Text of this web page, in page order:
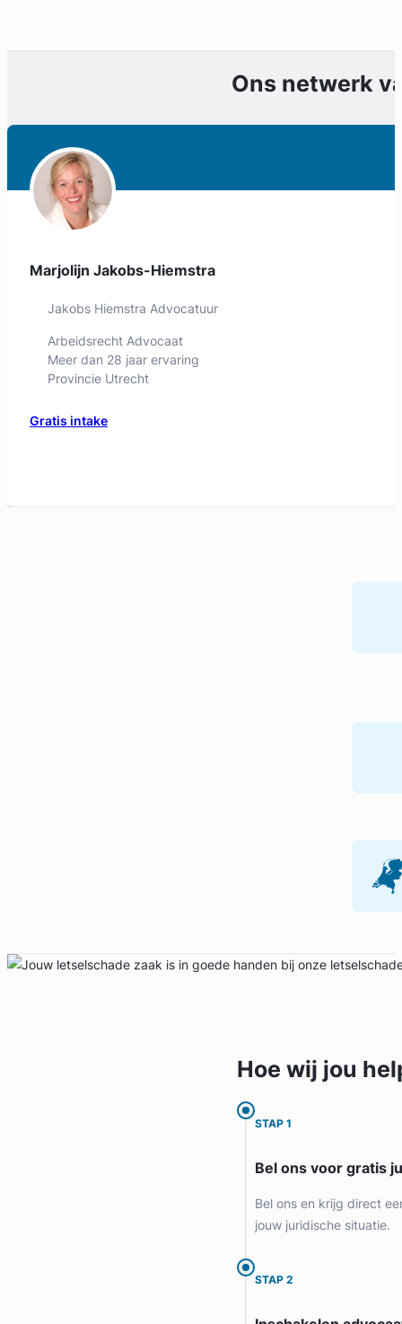
Ons netwerk
Hoe wij jou
STAP 1
Bel ons voor gratis
Bel ons en krijg direct
jouw juridische situatie.
STAP 2